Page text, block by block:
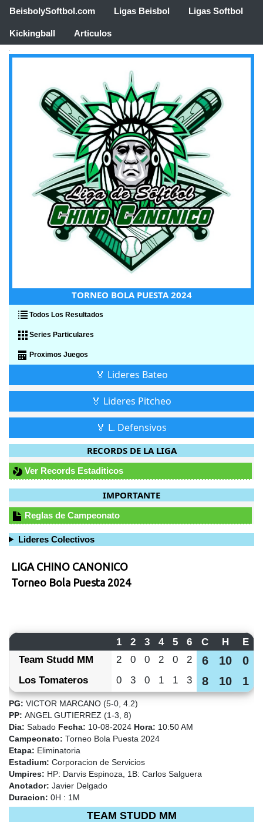
BeisbolySoftbol.com Ligas Beisbol Ligas Softbol
Kickingball Articulos
TORNEO BOLA PUESTA 2024
Todos Los Resultados
Series Particulares
Proximos Juegos
🏅 Lideres Bateo
🏅 Lideres Pitcheo
🏅 L. Defensivos
RECORDS DE LA LIGA
Ver Records Estaditicos
IMPORTANTE
Reglas de Campeonato
Lideres Colectivos
LIGA CHINO CANONICO
Torneo Bola Puesta 2024
1 2 3 4 5 6 C H
E
Team Studd MM
2 0 0 2 0 2 6 10 0
Los Tomateros 0 3 0 1 1 3 8 10 1
PG: VICTOR MARCANO (5-0, 4.2)
PP: ANGEL GUTIERREZ (1-3, 8)
Dia: Sabado Fecha: 10-08-2024 Hora: 10:50 AM
Campeonato: Torneo Bola Puesta 2024
Etapa: Eliminatoria
Estadium: Corporacion de Servicios
Umpires: HP: Darvis Espinoza, 1B: Carlos Salguera
Anotador: Javier Delgado
Duracion: 0H : 1M
TEAM STUDD MM